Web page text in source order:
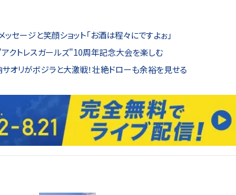
セージと笑顔ショット「お酒は程々にですよぉ」
"アクトレスガールズ"10周年記念大会を楽しむ
サオリがボジラと大激戦！壮絶ドローも余裕を見せる